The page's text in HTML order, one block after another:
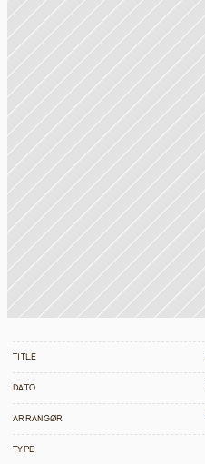
TITLE
DATO
ARRANGØR
TYPE